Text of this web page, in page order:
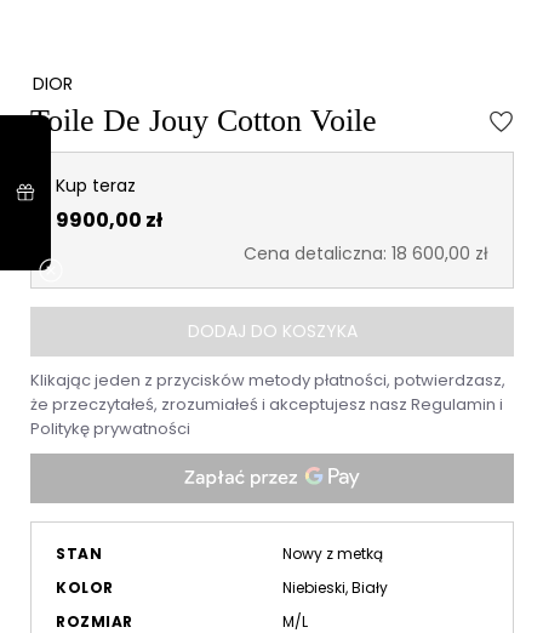
DIOR
Toile De Jouy Cotton Voile
Kup teraz
9900,00 zł
Cena detaliczna: 18 600,00 zł
DODAJ DO KOSZYKA
Klikając jeden z przycisków metody płatności, potwierdzasz,
że przeczytałeś, zrozumiałeś i akceptujesz nasz Regulamin i
Politykę prywatności
STAN
Nowy z metką
KOLOR
Niebieski, Biały
ROZMIAR
M/L